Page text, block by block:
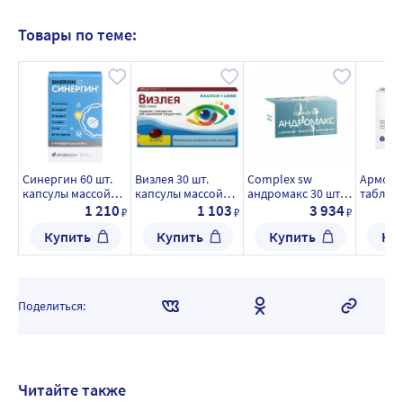
Товары по теме:
Синергин 60 шт.
капсулы массой
1 210₽
Купить
Визлея 30 шт.
капсулы массой
1 103₽
Купить
Complex sw
андромакс 30 шт.
порошок стик-3 934₽
Купить
Поделиться:
Читайте также